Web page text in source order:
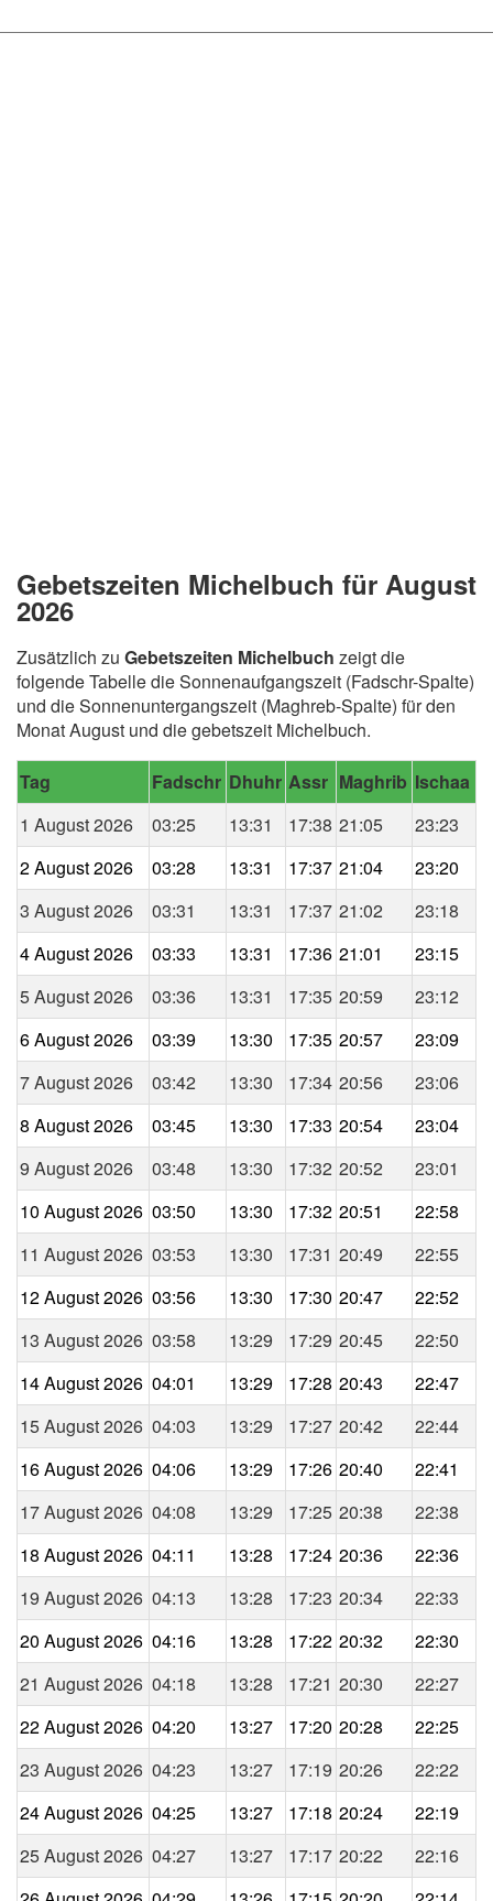
Gebetszeiten Michelbuch für August
2026
Zusätzlich zu Gebetszeiten Michelbuch zeigt die
folgende Tabelle die Sonnenaufgangszeit (Fadschr-Spalte)
und die Sonnenuntergangszeit (Maghreb-Spalte) für den
Monat August und die gebetszeit Michelbuch.
Tag Fadschr Dhuhr Assr Maghrib Ischaa
1 August 2026
03:25 13:31 17:38 21:05
23:23
2 August 2026
03:28 13:31 17:37 21:04
23:20
3 August 2026
03:31 13:31 17:37 21:02
23:18
4 August 2026
03:33 13:31 17:36 21:01
23:15
5 August 2026
03:36 13:31 17:35 20:59
23:12
6 August 2026
03:39 13:30 17:35 20:57
23:09
7 August 2026
03:42 13:30 17:34 20:56
23:06
8 August 2026
03:45 13:30 17:33 20:54
23:04
9 August 2026
03:48 13:30 17:32 20:52
23:01
10 August 2026 03:50 13:30 17:32 20:51
22:58
11 August 2026 03:53 13:30 17:31 20:49
22:55
12 August 2026 03:56 13:30 17:30 20:47
22:52
13 August 2026 03:58 13:29 17:29 20:45
22:50
14 August 2026 04:01 13:29 17:28 20:43
22:47
15 August 2026 04:03 13:29 17:27 20:42
22:44
16 August 2026 04:06 13:29 17:26 20:40
22:41
17 August 2026 04:08 13:29 17:25 20:38
22:38
18 August 2026 04:11 13:28 17:24 20:36
22:36
19 August 2026 04:13 13:28 17:23 20:34
22:33
20 August 2026 04:16 13:28 17:22 20:32
22:30
21 August 2026 04:18 13:28 17:21 20:30
22:27
22 August 2026 04:20 13:27 17:20 20:28
22:25
23 August 2026 04:23 13:27 17:19 20:26
22:22
24 August 2026 04:25 13:27 17:18 20:24
22:19
25 August 2026 04:27 13:27 17:17 20:22
22:16